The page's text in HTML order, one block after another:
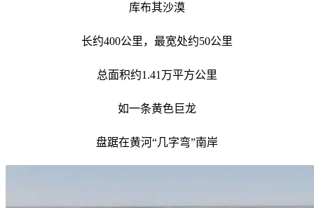
库布其沙漠
长约400公里，最宽处约50公里
总面积约1.41万平方公里
如一条黄色巨龙
盘踞在黄河“几字弯”南岸